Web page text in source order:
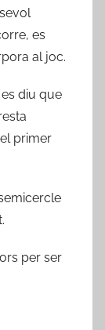
es
al joc.
diu que
primer
per ser